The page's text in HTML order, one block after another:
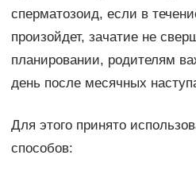
сперматозоид, если в
произойдет, зачатие не
планировании, родителям
день после месячных
Для этого принято
способов: